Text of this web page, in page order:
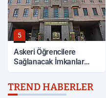
5
Askeri Öğrencilere
Sağlanacak İmkanlar
TREND HABERLER